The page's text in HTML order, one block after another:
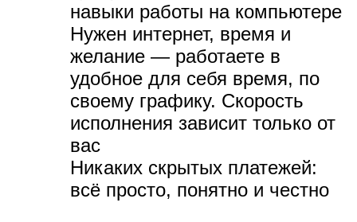
навыки работы на компьютере
Нужен интернет, время и
желание — работаете в
удобное для себя время, по
своему графику. Скорость
исполнения зависит только от
вас
Никаких скрытых платежей:
всё просто, понятно и честно